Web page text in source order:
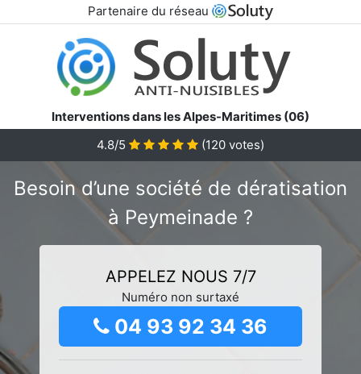
Partenaire du réseau
Interventions dans les Alpes-Maritimes (06)
4.8/5
(120 votes)
Besoin d’une société de dératisation
à Peymeinade ?
APPELEZ NOUS 7/7
Numéro non surtaxé
04 93 92 34 36